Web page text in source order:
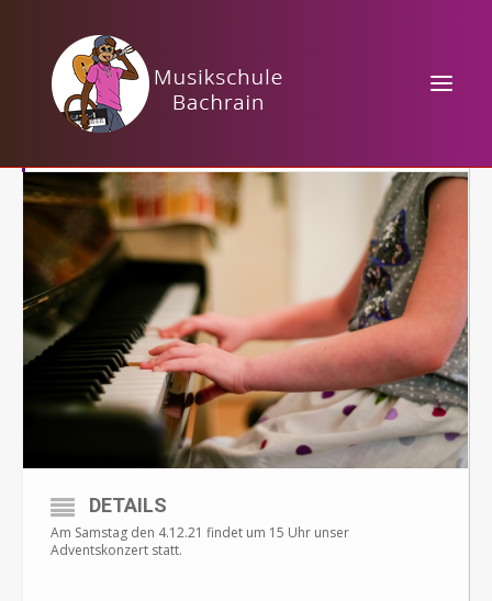
KURSANGEBOTE
MUSIKTHEORIE
VERANSTALTUNGEN
KONTAKT / PREISE
TAKTBÄRCHEN
DEZEMBER, 2021
04 ADVENTSKONZERT
DETAILS
Am Samstag den 4.12.21 findet um 15 Uhr unser
Adventskonzert statt.